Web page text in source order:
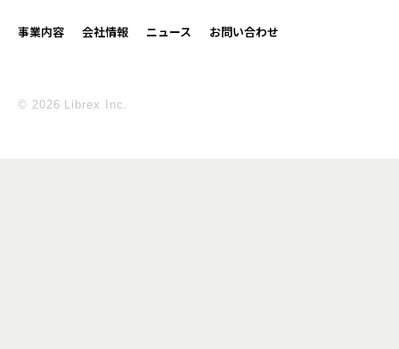
事業内容 会社情報 ニュース お問い合わせ
© 2026 Librex Inc.